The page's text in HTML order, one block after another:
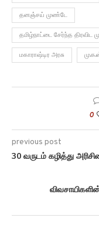
தனஞ்சய் முண்டே
தமிழ்நாட்டை சேர்ந்த
மகாராஷ்டிர அரசு
0
previous post
30 வருடம் கழித்து